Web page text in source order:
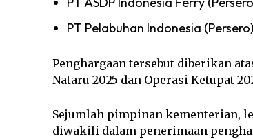
PT Pelabuhan Indonesia (Persero)
Penghargaan tersebut diberikan
Nataru 2025 dan Operasi Ketupat
Sejumlah pimpinan kementerian,
diwakili dalam penerimaan